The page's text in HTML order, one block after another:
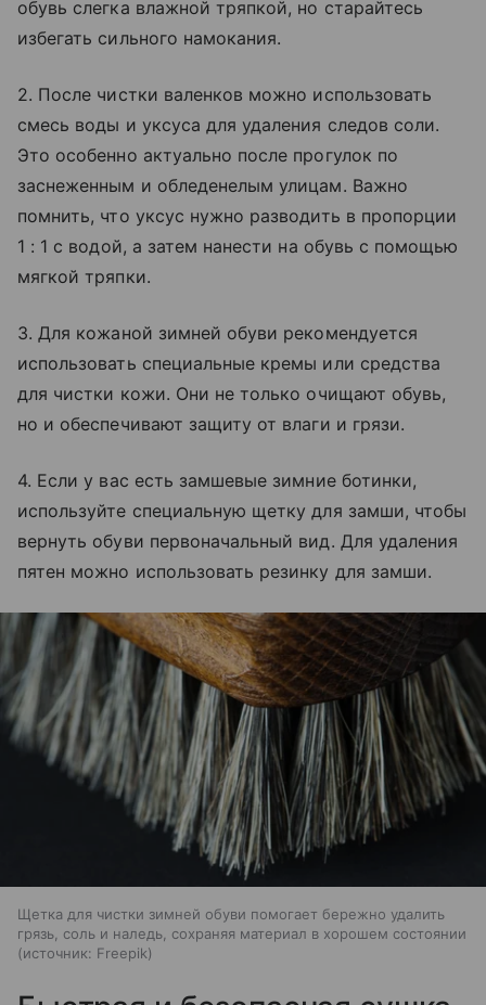
обувь слегка влажной тряпкой, но старайтесь
избегать сильного намокания.
2. После чистки валенков можно использовать
смесь воды и уксуса для удаления следов соли.
Это особенно актуально после прогулок по
заснеженным и обледенелым улицам. Важно
помнить, что уксус нужно разводить в пропорции
1 : 1 с водой, а затем нанести на обувь с помощью
мягкой тряпки.
3. Для кожаной зимней обуви рекомендуется
использовать специальные кремы или средства
для чистки кожи. Они не только очищают обувь,
но и обеспечивают защиту от влаги и грязи.
4. Если у вас есть замшевые зимние ботинки,
используйте специальную щетку для замши, чтобы
вернуть обуви первоначальный вид. Для удаления
пятен можно использовать резинку для замши.
Щетка для чистки зимней обуви помогает бережно удалить
грязь, соль и наледь, сохраняя материал в хорошем состоянии
источник: Freepik